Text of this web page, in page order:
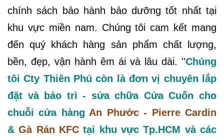
chính sách bảo hành bảo dưỡng tốt nhất tại
khu vực miền nam. Chúng tôi cam kết mang
đến quý khách hàng sản phẩm chất lượng,
bền, đẹp, vận hành êm ái và lâu dài. ''Chúng
tôi Cty Thiên Phú còn là đơn vị chuyên lắp
đặt và bảo trì - sửa chữa Cửa Cuốn cho
chuỗi cửa hàng An Phước - Pierre Cardin
& Gà Rán KFC tại khu vực Tp.HCM và các